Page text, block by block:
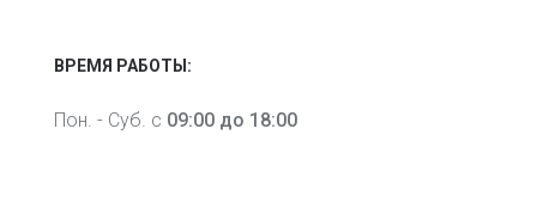
ВРЕМЯ РАБОТЫ:
Пон. - Суб. с 09:00 до 18:00